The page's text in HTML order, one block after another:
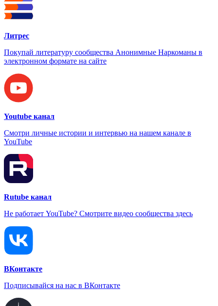
Литрес
Покупай литературу сообщества Анонимные Наркоманы в
электронном формате на сайте
Youtube канал
Смотри личные истории и интервью на нашем канале в
YouTube
Rutube канал
Не работает YouTube? Смотрите видео сообщества здесь
ВКонтакте
Подписывайся на нас в ВКонтакте